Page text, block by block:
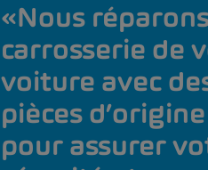
Nous
carrosserie de
voiture avec
pièces
pour assurer